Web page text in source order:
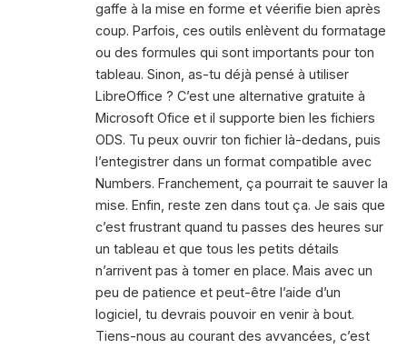
gaffe à la mise en forme et véerifie bien après
coup. Parfois, ces outils enlèvent du formatage
ou des formules qui sont importants pour ton
tableau. Sinon, as-tu déjà pensé à utiliser
LibreOffice ? C’est une alternative gratuite à
Microsoft Ofice et il supporte bien les fichiers
ODS. Tu peux ouvrir ton fichier là-dedans, puis
l’entegistrer dans un format compatible avec
Numbers. Franchement, ça pourrait te sauver la
mise. Enfin, reste zen dans tout ça. Je sais que
c’est frustrant quand tu passes des heures sur
un tableau et que tous les petits détails
n’arrivent pas à tomer en place. Mais avec un
peu de patience et peut-être l’aide d’un
logiciel, tu devrais pouvoir en venir à bout.
Tiens-nous au courant des avvancées, c’est